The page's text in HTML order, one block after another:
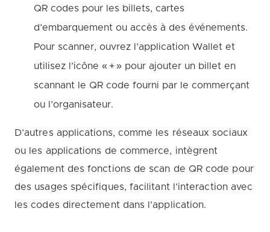
QR codes pour les billets, cartes
d’embarquement ou accès à des événements.
Pour scanner, ouvrez l’application Wallet et
utilisez l’icône « + » pour ajouter un billet en
scannant le QR code fourni par le commerçant
ou l’organisateur.
D’autres applications, comme les réseaux sociaux
ou les applications de commerce, intègrent
également des fonctions de scan de QR code pour
des usages spécifiques, facilitant l’interaction avec
les codes directement dans l’application.